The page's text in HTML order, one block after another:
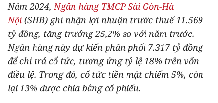
PHÁP LUẬT
DU LỊCH
THẾ GIỚI
THỂ THAO
Năm 2024,Ngân hàng TMCP Sài Gòn-Hà
Nội (SHB) ghi nhận lợi nhuận trước thuế 11.569
tỷ đồng, tăng trưởng 25,2% so với năm trước.
Ngân hàng này dự kiến phân phối 7.317 tỷ đồng
để chi trả cổ tức, tương ứng tỷ lệ 18% trên vốn
điều lệ. Trong đó, cổ tức tiền mặt chiếm 5%, còn
lại 13% được chia bằng cổ phiếu.